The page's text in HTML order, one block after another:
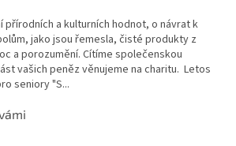
přírodních a kulturních hodnot, o návrat k
jako jsou řemesla, čisté produkty z
a porozumění. Cítíme společenskou
vašich peněz věnujeme na charitu. Letos
seniory "S...